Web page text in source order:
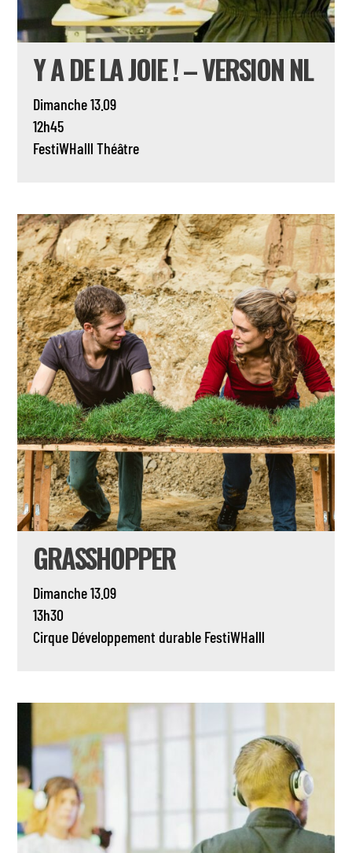
Y A DE LA JOIE ! – VERSION NL
Dimanche 13.09
12h45
FestiWHalll Théâtre
GRASSHOPPER
Dimanche 13.09
13h30
Cirque Développement durable FestiWHalll